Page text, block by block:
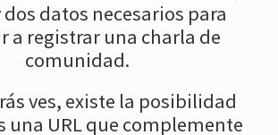
dos datos necesarios para
a registrar una charla de
comunidad.
ves, existe la posibilidad
una URL que complemente